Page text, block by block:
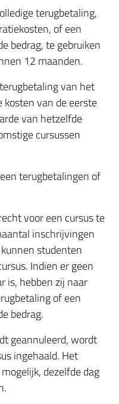
terugbetaling,
of een
bedrag, te gebruiken
12 maanden.
van het
kosten van de eerste
van hetzelfde
cursussen
terugbetalingen of
voor een cursus te
inschrijvingen
studenten
Indien er geen
is, hebben zij naar
of een
bedrag.
geannuleerd, wordt
ingehaald. Het
dezelfde dag